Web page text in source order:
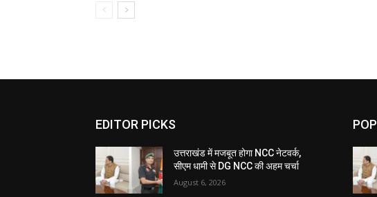
EDITOR PICKS
उत्तराखंड में मजबूत होगा NCC नेटवर्क,
सीएम धामी से DG NCC की अहम चर्चा
August 6, 2026